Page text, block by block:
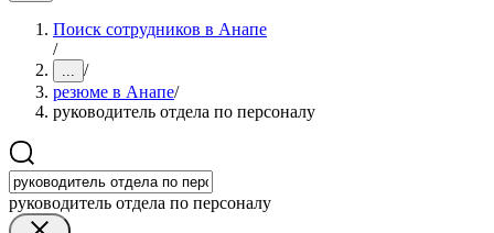
Поиск сотрудников в Анапе
/
... /
резюме в Анапе/
руководитель отдела по персоналу
руководитель отдела по персоналу